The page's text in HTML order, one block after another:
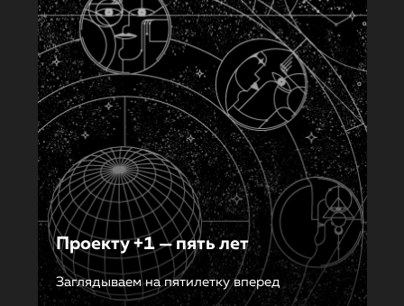
Проекту +1 — пять лет
Заглядываем на пятилетку вперед